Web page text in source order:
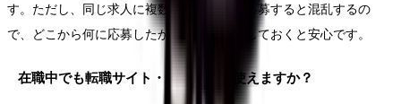
す。ただし、同じ求人に複数のルートから応募すると混乱するの
で、どこから何に応募したかは自分でメモしておくと安心です。
在職中でも転職サイト・紹介会社は使えますか？